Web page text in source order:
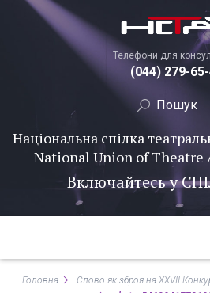
Телефони для
(044) 279-
Національна спілка
National Union of Theatre
Включайтесь у
Головна
Слово як зброя на ХХVІІ